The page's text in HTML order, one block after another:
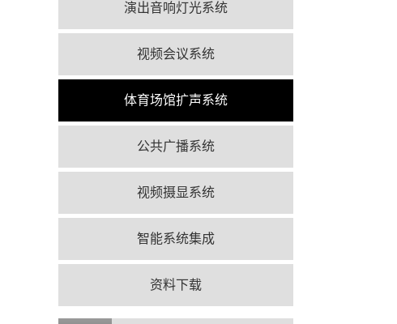
演出音响灯光系统
视频会议系统
体育场馆扩声系统
公共广播系统
视频摄显系统
智能系统集成
资料下载